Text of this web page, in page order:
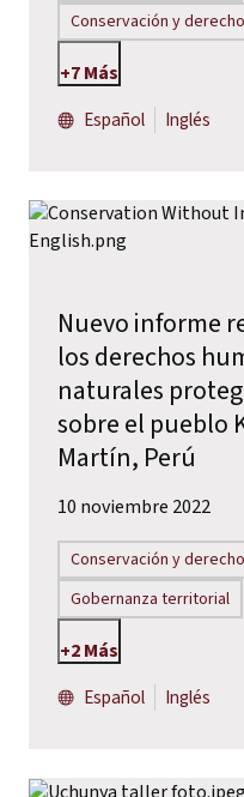
Conservación y
+7 Más
Español
Inglés
Nuevo informe
los derechos
naturales
sobre el pueblo
Martín, Perú
10 noviembre 2022
Conservación y
Gobernanza territorial
+2 Más
Español
Inglés